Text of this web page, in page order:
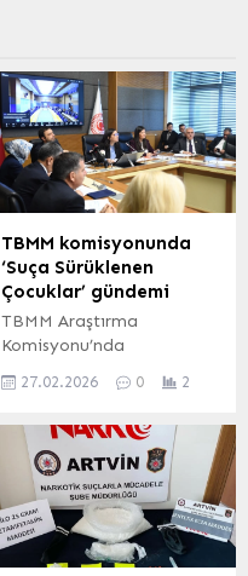
TBMM komisyonunda
‘Suça Sürüklenen
Çocuklar’ gündemi
TBMM Araştırma
Komisyonu’nda
çocuk adalet sistemine
modelleri anlattı.
Sunumlarda cezalandırma
yerine rehabilitasyon ve
önleyici politikaların
önemi vurgulandı.
ANKARA (İGFA) – Türkiye
27.02.2026 0 2